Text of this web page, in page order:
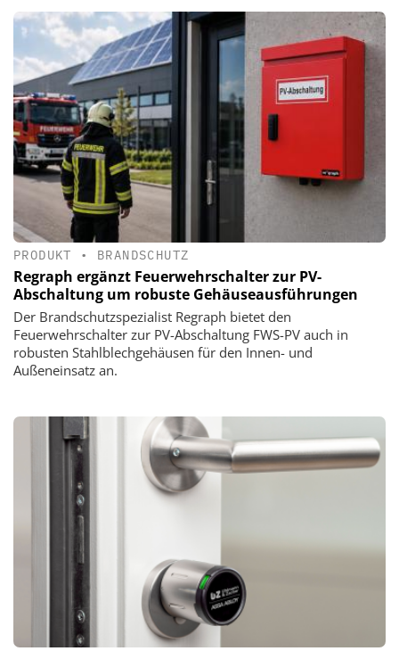
PRODUKT • BRANDSCHUTZ
Regraph ergänzt Feuerwehrschalter zur PV-
Abschaltung um robuste Gehäuseausführungen
Der Brandschutzspezialist Regraph bietet den
Feuerwehrschalter zur PV-Abschaltung FWS-PV auch in
robusten Stahlblechgehäusen für den Innen- und
Außeneinsatz an.